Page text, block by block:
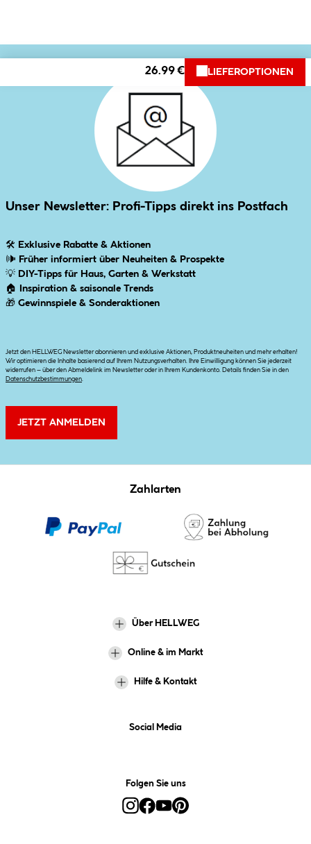
26.99 € LIEFEROPTIONEN
Unser Newsletter: Profi-Tipps direkt ins Postfach
🛠 Exklusive Rabatte & Aktionen
🕪 Früher informiert über Neuheiten & Prospekte
💡 DIY-Tipps für Haus, Garten & Werkstatt
🏠
Inspiration & saisonale Trends
🎁 Gewinnspiele & Sonderaktionen
Jetzt den HELLWEG Newsletter abonnieren und exklusive Aktionen, Produktneuheiten und mehr erhalten!
Wir optimieren die Inhalte basierend auf Ihrem Nutzungsverhalten. Ihre Einwilligung können Sie jederzeit
widerrufen – über den Abmeldelink im Newsletter oder in Ihrem Kundenkonto. Details finden Sie in den
Datenschutzbestimmungen
JETZT ANMELDEN
Zahlarten
Über HELLWEG
Online & im Markt
Hilfe & Kontakt
Social Media
Folgen Sie uns